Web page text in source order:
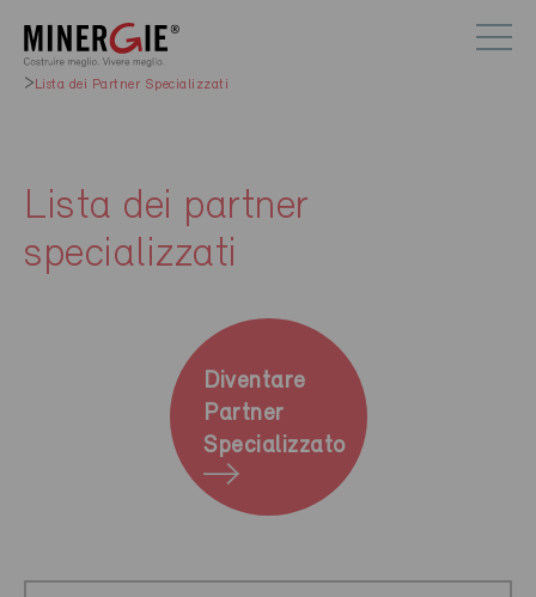
Lista dei Partner Specializzati
Lista dei partner
specializzati
Diventare
Partner
Specializzato